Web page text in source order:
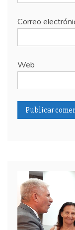
Correo
Web
Reproductor
de
video